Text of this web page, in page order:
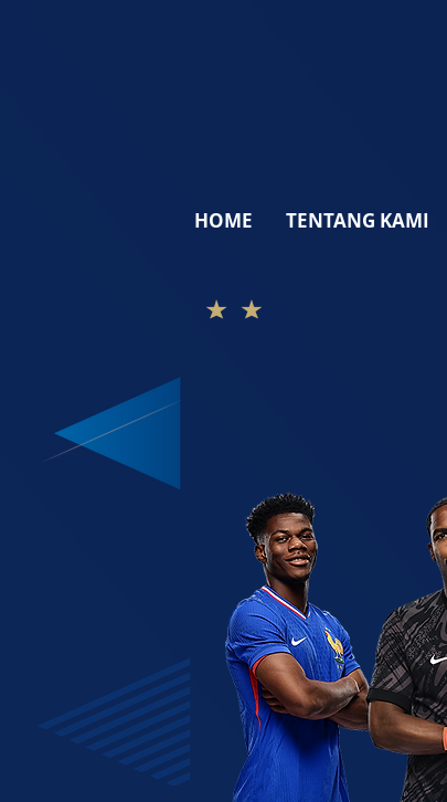
HOME TENTANG KAMI